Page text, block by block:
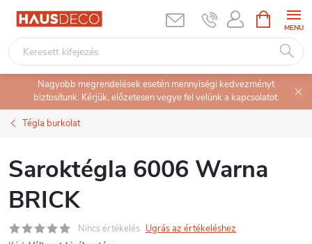
Ugrás
tartalomhoz
KOSÁR
Nagyobb megrendelések esetén mennyiségi kedvezményt
biztosítunk. Kérjük, előzetesen vegye fel velünk a kapcsolatot.
Tégla burkolat
Saroktégla 6006 Warna
BRICK
Nincs értékelés Ugrás az értékeléshez